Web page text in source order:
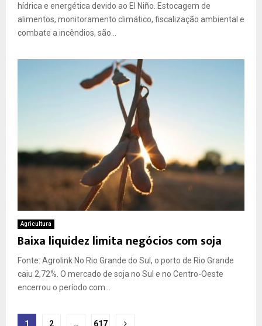
hídrica e energética devido ao El Niño. Estocagem de
alimentos, monitoramento climático, fiscalização ambiental e
combate a incêndios, são...
Agricultura
Baixa liquidez limita negócios com soja
Fonte: Agrolink No Rio Grande do Sul, o porto de Rio Grande
caiu 2,72%. O mercado de soja no Sul e no Centro-Oeste
encerrou o período com...
1 2 … 617